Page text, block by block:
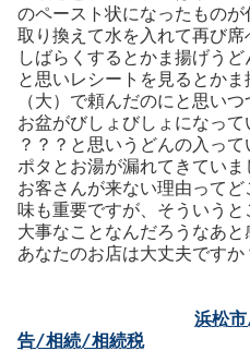
のペースト状になったもの
取り換えて水を入れて再び席
しばらくするとかま揚げう
と思いレシートを見るとかま
（大）で頼んだのにと思い
お盆がびしょびしょになって
？？？と思いうどんの入っ
ポタとお湯が漏れてきていま
お客さんが来ない理由ってど
味も重要ですが、そういう
大事なことなんだろうなあと
あなたのお店は大丈夫ですか
監査
浜松
告/相続/相続税